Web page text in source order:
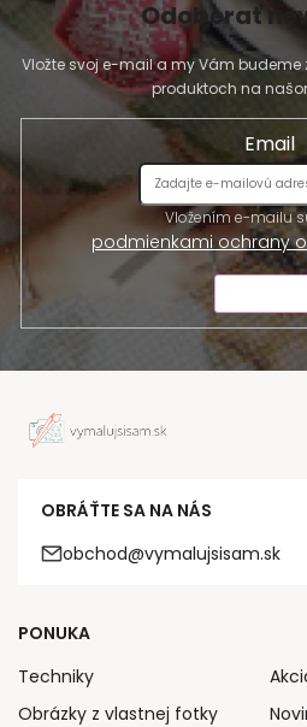
Odoberať
Vložte svoj e-mail a my Vám
produktoch na
Email
podmienkami ochrany
OBRÁŤTE SA NA NÁS
obchod@vymalujsisam.sk
PONUKA
Techniky
Obrázky z vlastnej fotky